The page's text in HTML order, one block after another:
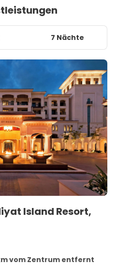
7 Nächte
Island Resort,
vom Zentrum entfernt